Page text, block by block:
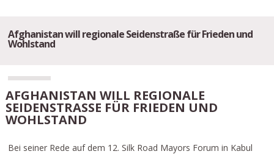
Afghanistan will regionale Seidenstraße für Frieden und
Wohlstand
AFGHANISTAN WILL REGIONALE
SEIDENSTRASSE FÜR FRIEDEN UND W
OHLSTAND
Bei seiner Rede auf dem 12. Silk Road Mayors Forum in Kabul